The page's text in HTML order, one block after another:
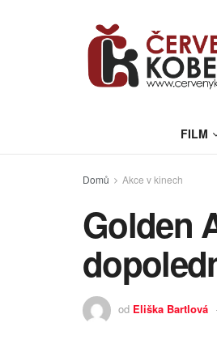
FILM
Domů Akce v kinech
Golden
od Eliška Bartlová